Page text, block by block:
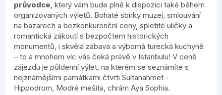
průvodce , který vám bude plně k dispozici také během
organizovaných výletů. Bohaté sbírky muzeí, smlouvání
na bazarech a bezkonkurenční ceny, spletité uličky a
romantická zákoutí s bezpočtem historických
monumentů, i skvělá zábava a výborná turecká kuchyně
– to a mnohem víc vás čeká právě v Istanbulu! V ceně
zájezdu je půldenní výlet, na kterém se seznámíte s
nejznámějšími památkami čtvrti Sultanahmet -
Hippodrom, Modré mešita, chrám Aya Sophia.